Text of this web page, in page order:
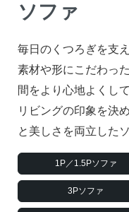
ソファ
毎日のくつろぎを支
素材や形にこだわっ
間をより心地よくし
リビングの印象を決
と美しさを両立した
1P／1.5Pソファ
3Pソファ